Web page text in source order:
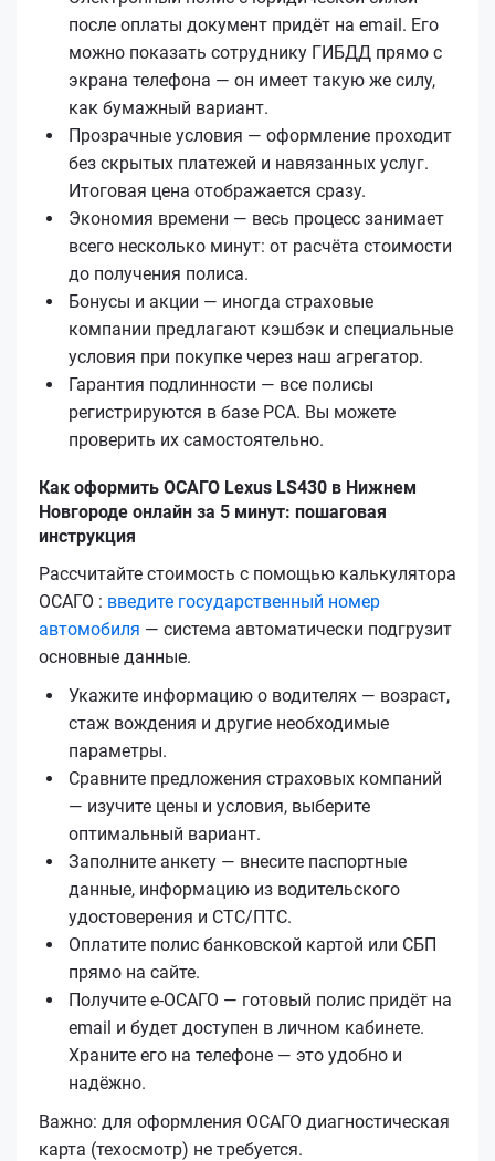
после оплаты документ придёт на email. Его
можно показать сотруднику ГИБДД прямо с
экрана телефона — он имеет такую же силу,
как бумажный вариант.
Прозрачные условия — оформление проходит
без скрытых платежей и навязанных услуг.
Итоговая цена отображается сразу.
Экономия времени — весь процесс занимает
всего несколько минут: от расчёта стоимости
до получения полиса.
Бонусы и акции — иногда страховые
компании предлагают кэшбэк и специальные
условия при покупке через наш агрегатор.
Гарантия подлинности — все полисы
регистрируются в базе РСА. Вы можете
проверить их самостоятельно.
Как оформить ОСАГО Lexus LS430 в Нижнем
Новгороде онлайн за 5 минут: пошаговая
инструкция
Рассчитайте стоимость с помощью калькулятора
ОСАГО : введите государственный номер
автомобиля — система автоматически подгрузит
основные данные.
Укажите информацию о водителях — возраст,
стаж вождения и другие необходимые
параметры.
Сравните предложения страховых компаний
— изучите цены и условия, выберите
оптимальный вариант.
Заполните анкету — внесите паспортные
данные, информацию из водительского
удостоверения и СТС/ПТС.
Оплатите полис банковской картой или СБП
прямо на сайте.
Получите е‑ОСАГО — готовый полис придёт на
email и будет доступен в личном кабинете.
Храните его на телефоне — это удобно и
надёжно.
Важно: для оформления ОСАГО диагностическая
карта (техосмотр) не требуется.